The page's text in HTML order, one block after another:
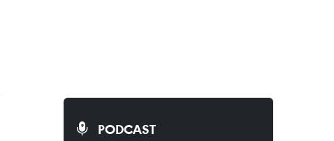
PODCAST